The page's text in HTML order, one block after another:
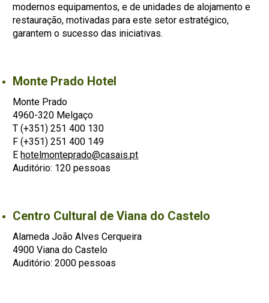
modernos equipamentos, e de unidades de alojamento e
restauração, motivadas para este setor estratégico,
garantem o sucesso das iniciativas.
Monte Prado Hotel
Monte Prado
4960-320 Melgaço
T (+351) 251 400 130
F (+351) 251 400 149
Ehotelmonteprado@casais.pt
Auditório: 120 pessoas
Centro Cultural de Viana do Castelo
Alameda João Alves Cerqueira
4900 Viana do Castelo
Auditório: 2000 pessoas